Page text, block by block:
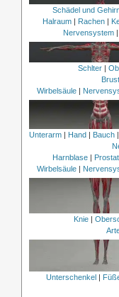
Schädel und
Halraum| Rachen|
Nervensystem |
Schlter|
Brust
Wirbelsäule |
Unterarm| Hand| Bauch|
Harnblase|
Wirbelsäule |
Knie
Unterschenkel